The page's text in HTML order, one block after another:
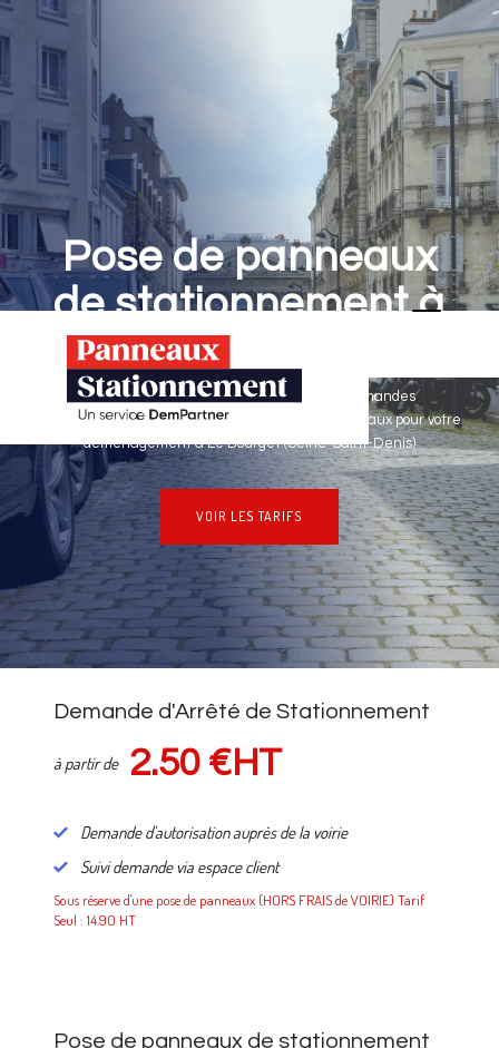
Pose de panneaux
de stationnement à
Le Bourget
Panneaux Stationnement effectue vos demandes
d'autorisations de stationnement & pose de panneaux pour votre
déménagement à Le Bourget (Seine-Saint-Denis)
VOIR LES TARIFS
NOS TARIFS
Demande d'Arrêté de Stationnement
à partir de 2.50 €HT
Demande d'autorisation auprès de la voirie
Suivi demande via espace client
Sous réserve d'une pose de panneaux (HORS FRAIS de VOIRIE) Tarif
Seul : 14.90 HT
Pose de panneaux de stationnement